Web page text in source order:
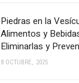
Piedras en la
Alimentos y
Eliminarlas y
8 OCTUBRE, 2025